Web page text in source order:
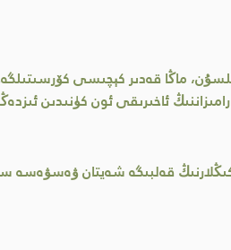
ماڭا قەدىر كېچىسى
ئاخىرىقى ئون كۈنىدىن
قەلبىگە شەيتان